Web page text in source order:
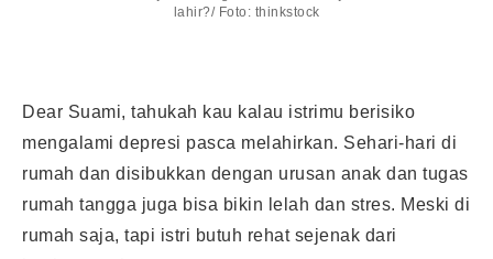
lahir?/ Foto: thinkstock
Dear Suami, tahukah kau kalau istrimu berisiko
mengalami depresi pasca melahirkan. Sehari-hari di
rumah dan disibukkan dengan urusan anak dan tugas
rumah tangga juga bisa bikin lelah dan stres. Meski di
rumah saja, tapi istri butuh rehat sejenak dari